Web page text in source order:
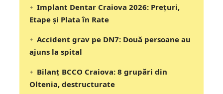
Implant Dentar Craiova 2026: Preţuri,
Etape şi Plata în Rate
Accident grav pe DN7: Două persoane au
ajuns la spital
Bilanț BCCO Craiova: 8 grupări din
Oltenia, destructurate